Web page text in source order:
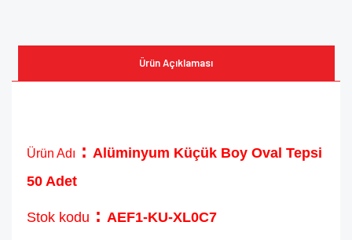
Ürün Açıklaması
Ürün Adı : Alüminyum Küçük Boy Oval Tepsi
50 Adet
Stok kodu : AEF1-KU-XL0C7